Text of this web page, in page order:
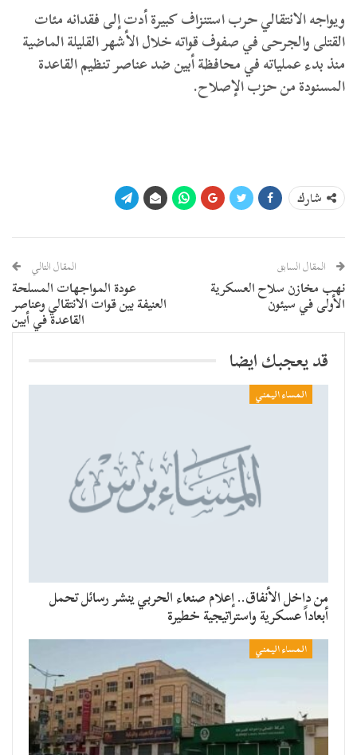
ويواجه الانتقالي حرب استنزاف كبيرة أدت إلى فقدانه مئات
القتلى والجرحى في صفوف قواته خلال الأشهر القليلة الماضية
منذ بدء عملياته في محافظة أبين ضد عناصر تنظيم القاعدة
المسنودة من حزب الإصلاح.
شارك
المقال السابق
نهب مخازن سلاح العسكرية
الأولى في سيئون
المقال التالي
عودة المواجهات المسلحة
العنيفة بين قوات الانتقالي وعناصر
القاعدة في أبين
قد يعجبك ايضا
المساء اليمني
من داخل الأنفاق.. إعلام صنعاء الحربي ينشر رسائل تحمل
أبعاداً عسكرية واستراتيجية خطيرة
المساء اليمني